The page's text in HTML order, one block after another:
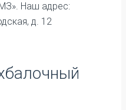
Наш адрес:
д. 12